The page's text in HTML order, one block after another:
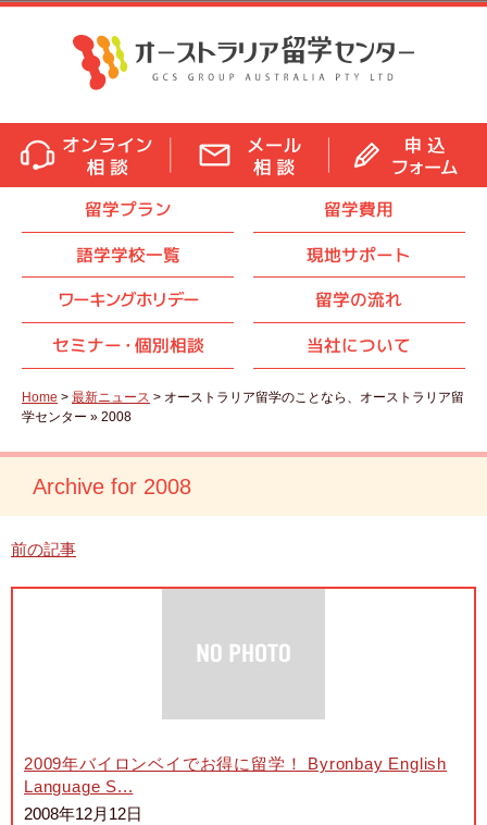
留学プラン
留学費用
語学学校一覧
現地サポート
ワーキングホリデー
留学の流れ
セミナー・ 個別相談 当社について
Home > 最新ニュース > オーストラリア留学のことなら、オーストラリア留
学センター » 2008
Archive for 2008
前の記事
2009年バイロンベイでお得に留学！ Byronbay English
Language S...
2008年12月12日